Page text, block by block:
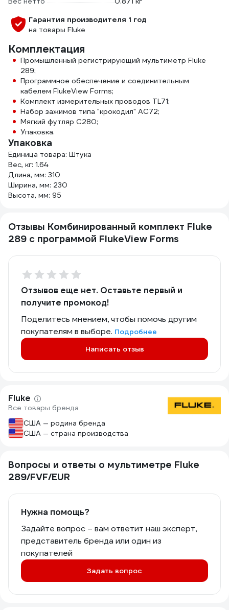
Гарантия производителя 1 год
на товары Fluke
Комплектация
Промышленный регистрирующий мультиметр Fluke
289;
Программное обеспечение и соединительным
кабелем FlukeView Forms;
Комплект измерительных проводов TL71;
Набор зажимов типа "крокодил" AC72;
Мягкий футляр C280;
Упаковка.
Упаковка
Единица товара: Штука
Вес, кг: 1.64
Длина, мм: 310
Ширина, мм: 230
Высота, мм: 95
Отзывы Комбинированный комплект Fluke
289 с программой FlukeView Forms
Отзывов еще нет. Оставьте первый и
получите промокод!
Поделитесь мнением, чтобы помочь другим
покупателям в выборе. Подробнее
Написать отзыв
Fluke
Все товары бренда
США — родина бренда
США — страна производства
Вопросы и ответы о мультиметре Fluke
289/FVF/EUR
Нужна помощь?
Задайте вопрос – вам ответит наш эксперт,
представитель бренда или один из
покупателей
Задать вопрос